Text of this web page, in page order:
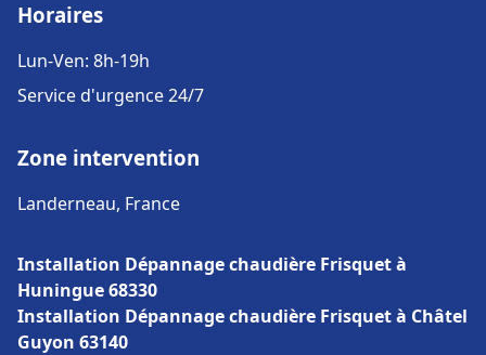
Horaires
Lun-Ven: 8h-19h
Service d'urgence 24/7
Zone intervention
Landerneau, France
Installation Dépannage chaudière Frisquet à
Huningue 68330
Installation Dépannage chaudière Frisquet à Châtel
Guyon 63140